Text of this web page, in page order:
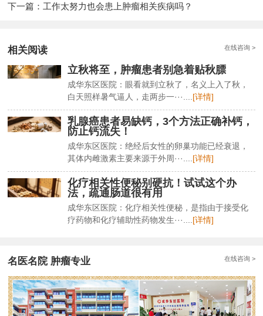
下一篇： 工作太努力也会患上肿瘤相关疾病吗？
相关阅读 在线咨询 >
立秋将至，肿瘤患者别急着贴秋膘
成华东区医院：眼看就到立秋了，名义上入了秋，
白天照样暑气逼人，走两步一···.... [详情]
乳腺癌患者易缺钙，3个方法正确补钙，
防止钙流失！
成华东区医院：绝经后女性的卵巢功能已经衰退，
其体内雌激素主要来源于外周···.... [详情]
化疗相关性便秘别硬抗！试试这个办
法，疏通肠道很有用
成华东区医院：化疗相关性便秘，是指由于接受化
疗药物和化疗辅助性药物发生···.... [详情]
名医名院 肿瘤专业 在线咨询 >